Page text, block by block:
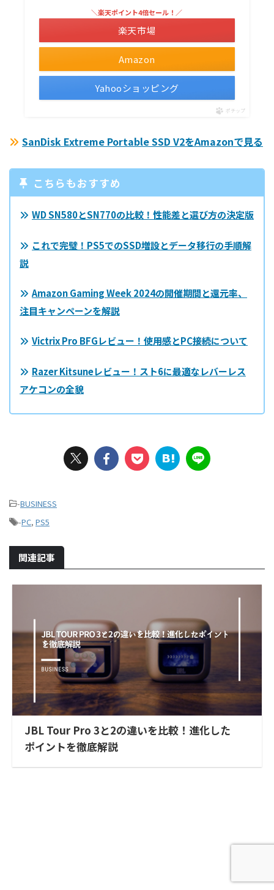
Amazon
＼楽天ポイント4倍セール！／
楽天市場
Yahooショッピング
ポチップ
SanDisk Extreme Portable SSD V2をAmazonで見る
こちらもおすすめ
WD SN580とSN770の比較！性能差と選び方の決定版
これで完璧！PS5でのSSD増設とデータ移行の手順解
説
Amazon Gaming Week 2024の開催期間と還元率、
注目キャンペーンを解説
Victrix Pro BFGレビュー！使用感とPC接続について
Razer Kitsuneレビュー！スト6に最適なレバーレス
アケコンの全貌
-BUSINESS
-PC, PS5
関連記事
JBL Tour Pro 3と2の違いを比較！進化した
ポイントを徹底解説